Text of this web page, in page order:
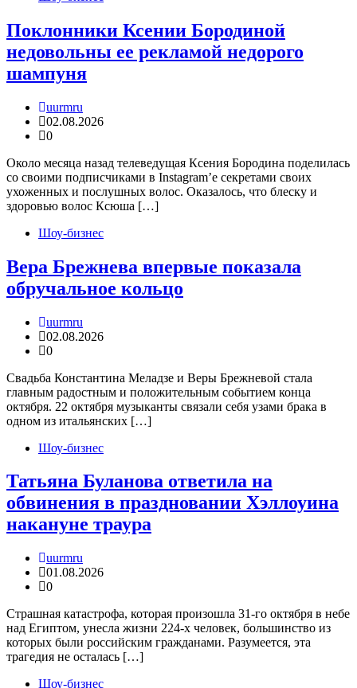
Поклонники Ксении Бородиной
недовольны ее рекламой недорого
шампуня
uurmru
02.08.2026
0
Около месяца назад телеведущая Ксения Бородина поделилась
со своими подписчиками в Instagram’e секретами своих
ухоженных и послушных волос. Оказалось, что блеску и
здоровью волос Ксюша […]
Шоу-бизнес
Вера Брежнева впервые показала
обручальное кольцо
uurmru
02.08.2026
0
Свадьба Константина Меладзе и Веры Брежневой стала
главным радостным и положительным событием конца
октября. 22 октября музыканты связали себя узами брака в
одном из итальянских […]
Шоу-бизнес
Татьяна Буланова ответила на
обвинения в праздновании Хэллоуина
накануне траура
uurmru
01.08.2026
0
Страшная катастрофа, которая произошла 31-го октября в небе
над Египтом, унесла жизни 224-х человек, большинство из
которых были российским гражданами. Разумеется, эта
трагедия не осталась […]
Шоу-бизнес